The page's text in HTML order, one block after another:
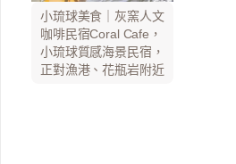
小琉球美食｜灰窯人文
咖啡民宿Coral Cafe，
小琉球質感海景民宿，
正對漁港、花瓶岩附近